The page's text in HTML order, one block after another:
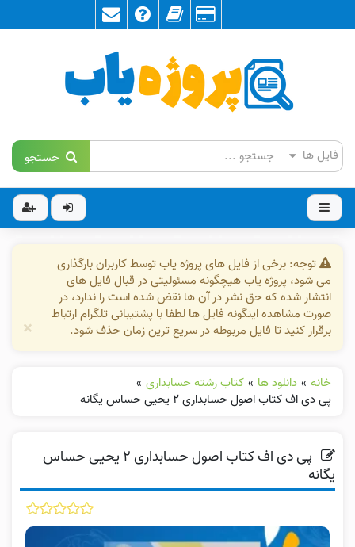
جستجو
توجه: برخی از فایل های پروژه یاب توسط کاربران بارگذاری
می شود، پروژه یاب هیچگونه مسئولیتی در قبال فایل های
انتشار شده که حق نشر در آن ها نقض شده است را ندارد، در
صورت مشاهده اینگونه فایل ها لطفا با پشتیبانی تلگرام ارتباط
برقرار کنید تا فایل مربوطه در سریع ترین زمان حذف شود.
×
خانه » دانلود ها » کتاب رشته حسابداری »
پی دی اف کتاب اصول حسابداری ۲ یحیی حساس یگانه
پی دی اف کتاب اصول حسابداری ۲ یحیی حساس
یگانه